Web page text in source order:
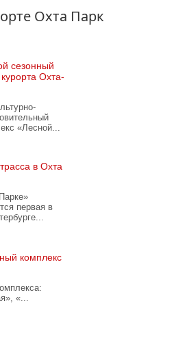
выбором уходовых программ,
зал.
провести время в детском
а также принять
проходят в кафе и
Охта Парк
сезонный
курорта Охта-
«Лесной...
в Охта
первая в
комплекс
«...